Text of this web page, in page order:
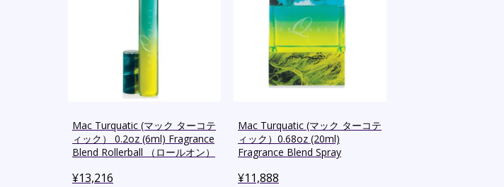
Mac Turquatic (マック ターコテ
ィック） 0.2oz (6ml) Fragrance
Blend Rollerball （ロールオン）
¥13,216
Mac Turquatic (マック ターコテ
ィック）0.68oz (20ml)
Fragrance Blend Spray
¥11,888